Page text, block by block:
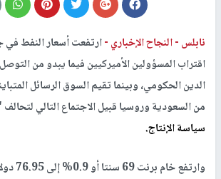
نابلس -النجاح الإخباري -ارتفعت أسعار النفط
اقتراب المسؤولين الأميركيين فيما يبدو من
الدين الحكومي، وبينما تقيم السوق الرسائل
من السعودية وروسيا قبيل الاجتماع التالي
سياسة الإنتاج.
وارتفع